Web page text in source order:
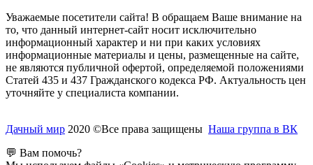
Уважаемые посетители сайта! В обращаем Ваше внимание на
то, что данный интернет-сайт носит исключительно
информационный характер и ни при каких условиях
информационные материалы и цены, размещенные на сайте,
не являются публичной офертой, определяемой положениями
Статей 435 и 437 Гражданского кодекса РФ. Актуальность цен
уточняйте у специалиста компании.
Дачный мир 2020 ©Все права защищены Наша группа в ВК
💬 Вам помочь?